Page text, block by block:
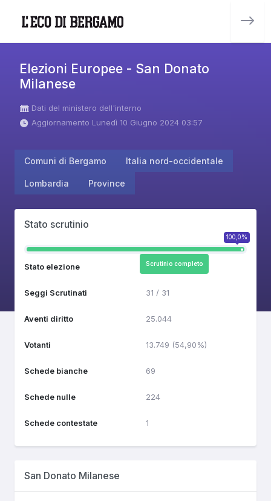
Elezioni Europee - San Donato
Milanese
Dati del ministero dell'interno
Aggiornamento Lunedì 10 Giugno 2024 03:57
Comuni di Bergamo Italia nord-occidentale
Lombardia Province
Stato scrutinio
100,0%
Stato elezione Scrutinio completo
Seggi Scrutinati 31 / 31
Aventi diritto 25.044
Votanti 13.749 (54,90%)
Schede bianche 69
Schede nulle 224
Schede contestate 1
San Donato Milanese